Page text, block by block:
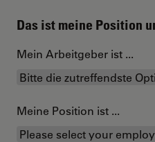
Das ist meine Position
Mein Arbeitgeber ist ...
Meine Position ist ...